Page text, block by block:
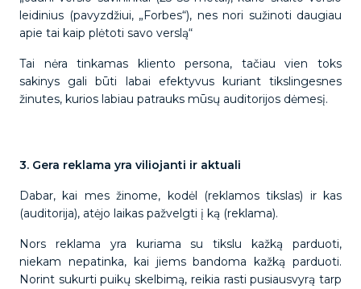
leidinius (pavyzdžiui, „Forbes“), nes nori sužinoti daugiau
apie tai kaip plėtoti savo verslą“
Tai nėra tinkamas kliento persona, tačiau vien toks
sakinys gali būti labai efektyvus kuriant tikslingesnes
žinutes, kurios labiau patrauks mūsų auditorijos dėmesį.
3. Gera reklama yra viliojanti ir aktuali
Dabar, kai mes žinome, kodėl (reklamos tikslas) ir kas
(auditorija), atėjo laikas pažvelgti į ką (reklama).
Nors reklama yra kuriama su tikslu kažką parduoti,
niekam nepatinka, kai jiems bandoma kažką parduoti.
Norint sukurti puikų skelbimą, reikia rasti pusiausvyrą tarp